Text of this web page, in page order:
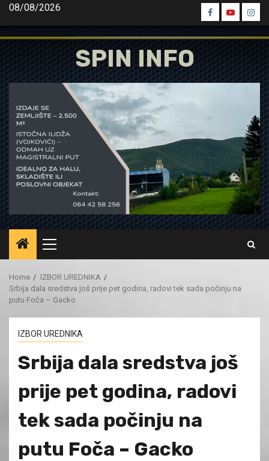
Skip
content
08/08/2026
Spin
Facebook
Spin
Youtube
Spin
SPIN INFO
Primary
Menu
Home
IZBOR UREDNIKA
Srbija dala sredstva još prije pet godina, radovi tek sada počinju na
putu Foča – Gacko
IZBOR UREDNIKA
Srbija dala sredstva još
prije pet godina, radovi
tek sada počinju na
putu Foča – Gacko